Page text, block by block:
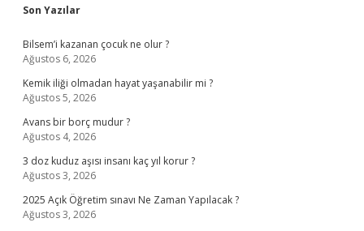
Sidebar
Son Yazılar
Bilsem’i kazanan çocuk ne olur ?
Ağustos 6, 2026
Kemik iliği olmadan hayat yaşanabilir mi ?
Ağustos 5, 2026
Avans bir borç mudur ?
Ağustos 4, 2026
3 doz kuduz aşısı insanı kaç yıl korur ?
Ağustos 3, 2026
2025 Açık Öğretim sınavı Ne Zaman Yapılacak ?
Ağustos 3, 2026